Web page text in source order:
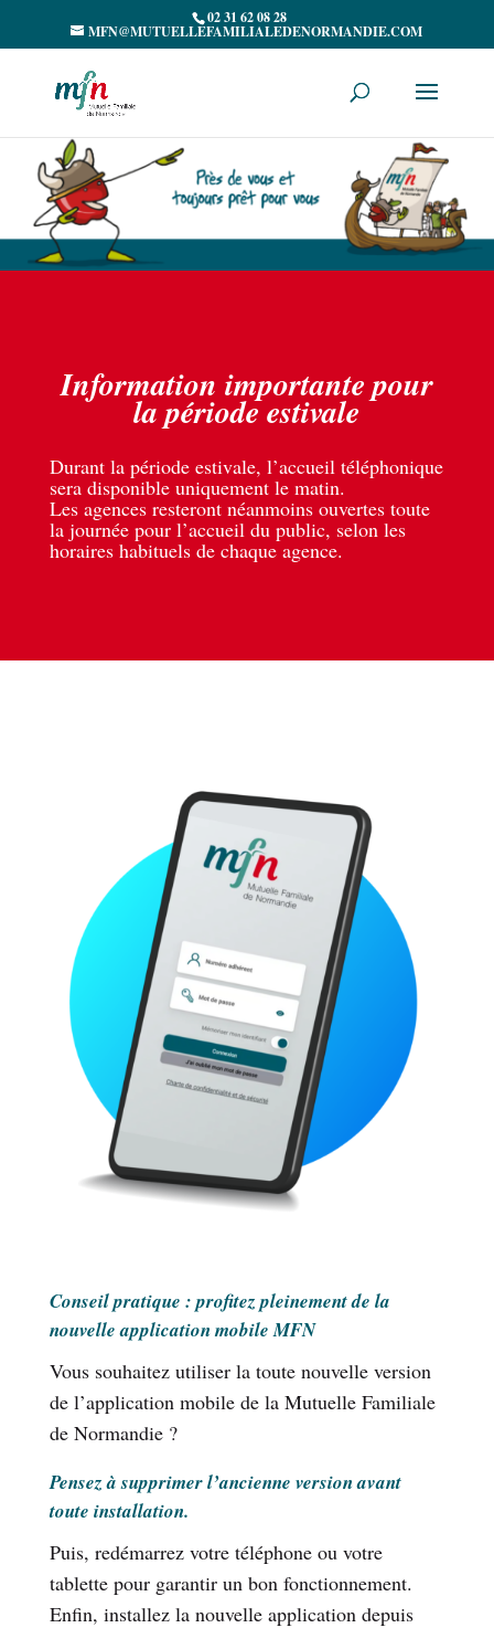
02 31 62 08 28
MFN@MUTUELLEFAMILIALEDENORMANDIE.COM
Information importante pour
la période estivale
Durant la période estivale, l’accueil téléphonique
sera disponible uniquement le matin.
Les agences resteront néanmoins ouvertes toute
la journée pour l’accueil du public, selon les
horaires habituels de chaque agence.
Conseil pratique : profitez pleinement de la
nouvelle application mobile MFN
Vous souhaitez utiliser la toute nouvelle version
de l’application mobile de la Mutuelle Familiale
de Normandie ?
Pensez à supprimer l’ancienne version avant
toute installation.
Puis, redémarrez votre téléphone ou votre
tablette pour garantir un bon fonctionnement.
Enfin, installez la nouvelle application depuis